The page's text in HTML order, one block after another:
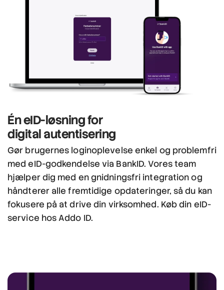
Én eID-løsningfor
digital autentisering
Gør brugernes loginoplevelse enkel og problemfri
med eID-godkendelse via BankID. Vores team
hjælper dig med en gnidningsfri integration og
håndterer alle fremtidige opdateringer, så du kan
fokusere på at drive din virksomhed. Køb din eID-
service hos Addo ID.